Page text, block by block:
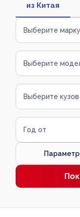
из Китая
Выберите марку
Выберите
Выберите кузов
Год от